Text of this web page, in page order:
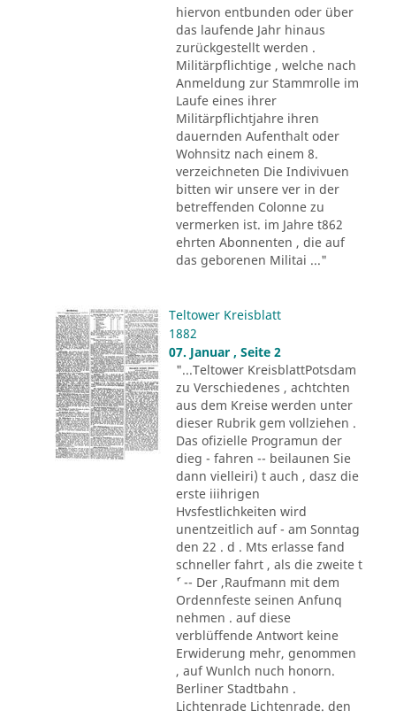
hiervon entbunden oder über
das laufende Jahr hinaus
zurückgestellt werden .
Militärpflichtige , welche nach
Anmeldung zur Stammrolle im
Laufe eines ihrer
Militärpflichtjahre ihren
dauernden Aufenthalt oder
Wohnsitz nach einem 8.
verzeichneten Die Indivivuen
bitten wir unsere ver in der
betreffenden Colonne zu
vermerken ist. im Jahre t862
ehrten Abonnenten , die auf
das geborenen Militai ..."
Teltower Kreisblatt
1882
07. Januar , Seite 2
"...Teltower KreisblattPotsdam
zu Verschiedenes , achtchten
aus dem Kreise werden unter
dieser Rubrik gem vollziehen .
Das ofizielle Programun der
dieg - fahren -- beilaunen Sie
dann vielleiri) t auch , dasz die
erste iiihrigen
Hvsfestlichkeiten wird
unentzeitlich auf - am Sonntag
den 22 . d . Mts erlasse fand
schneller fahrt , als die zweite t
´' -- Der ,Raufmann mit dem
Ordennfeste seinen Anfunq
nehmen . auf diese
verblüffende Antwort keine
Erwiderung mehr, genommen
, auf Wunlch nuch honorn.
Berliner Stadtbahn .
Lichtenrade Lichtenrade. den